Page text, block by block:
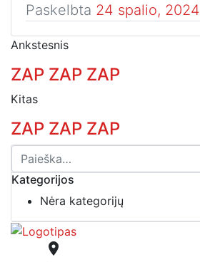
Paskelbta 24 spalio, 2024
Ankstesnis
ZAP ZAP ZAP
Kitas
ZAP ZAP ZAP
Kategorijos
Nėra kategorijų
place